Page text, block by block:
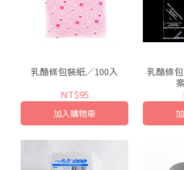
乳酪條包裝紙／100入
NT$95
加入購物車
乳酪條